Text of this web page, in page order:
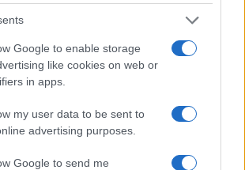
Google to enable storage
like cookies on web or
in apps.
my user data to be sent to
advertising purposes.
Google to send me
$0.056
$0.000040